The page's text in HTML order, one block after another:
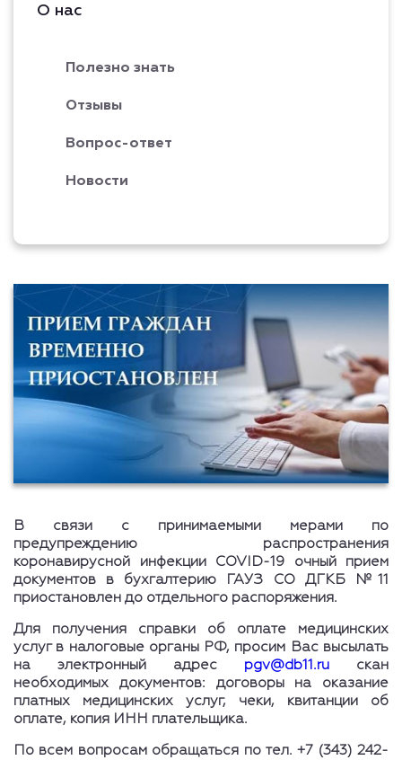
О нас
Полезно знать
Отзывы
Вопрос-ответ
Новости
В связи с принимаемыми мерами по
предупреждению распространения
коронавирусной инфекции COVID-19 очный прием
документов в бухгалтерию ГАУЗ СО ДГКБ №11
приостановлен до отдельного распоряжения.
Для получения справки об оплате медицинских
услуг в налоговые органы РФ, просим Вас высылать
на электронный адрес pgv@db11.ru скан
необходимых документов: договоры на оказание
платных медицинских услуг, чеки, квитанции об
оплате, копия ИНН плательщика.
По всем вопросам обращаться по тел. +7 (343) 242-